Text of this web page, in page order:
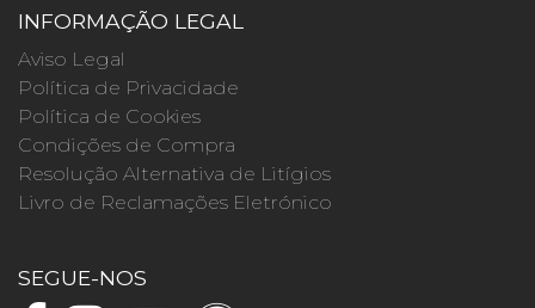
INFORMAÇÃO LEGAL
Aviso Legal
Política de Privacidade
Política de Cookies
Condições de Compra
Resolução Alternativa de Litígios
Livro de Reclamações Eletrónico
SEGUE-NOS